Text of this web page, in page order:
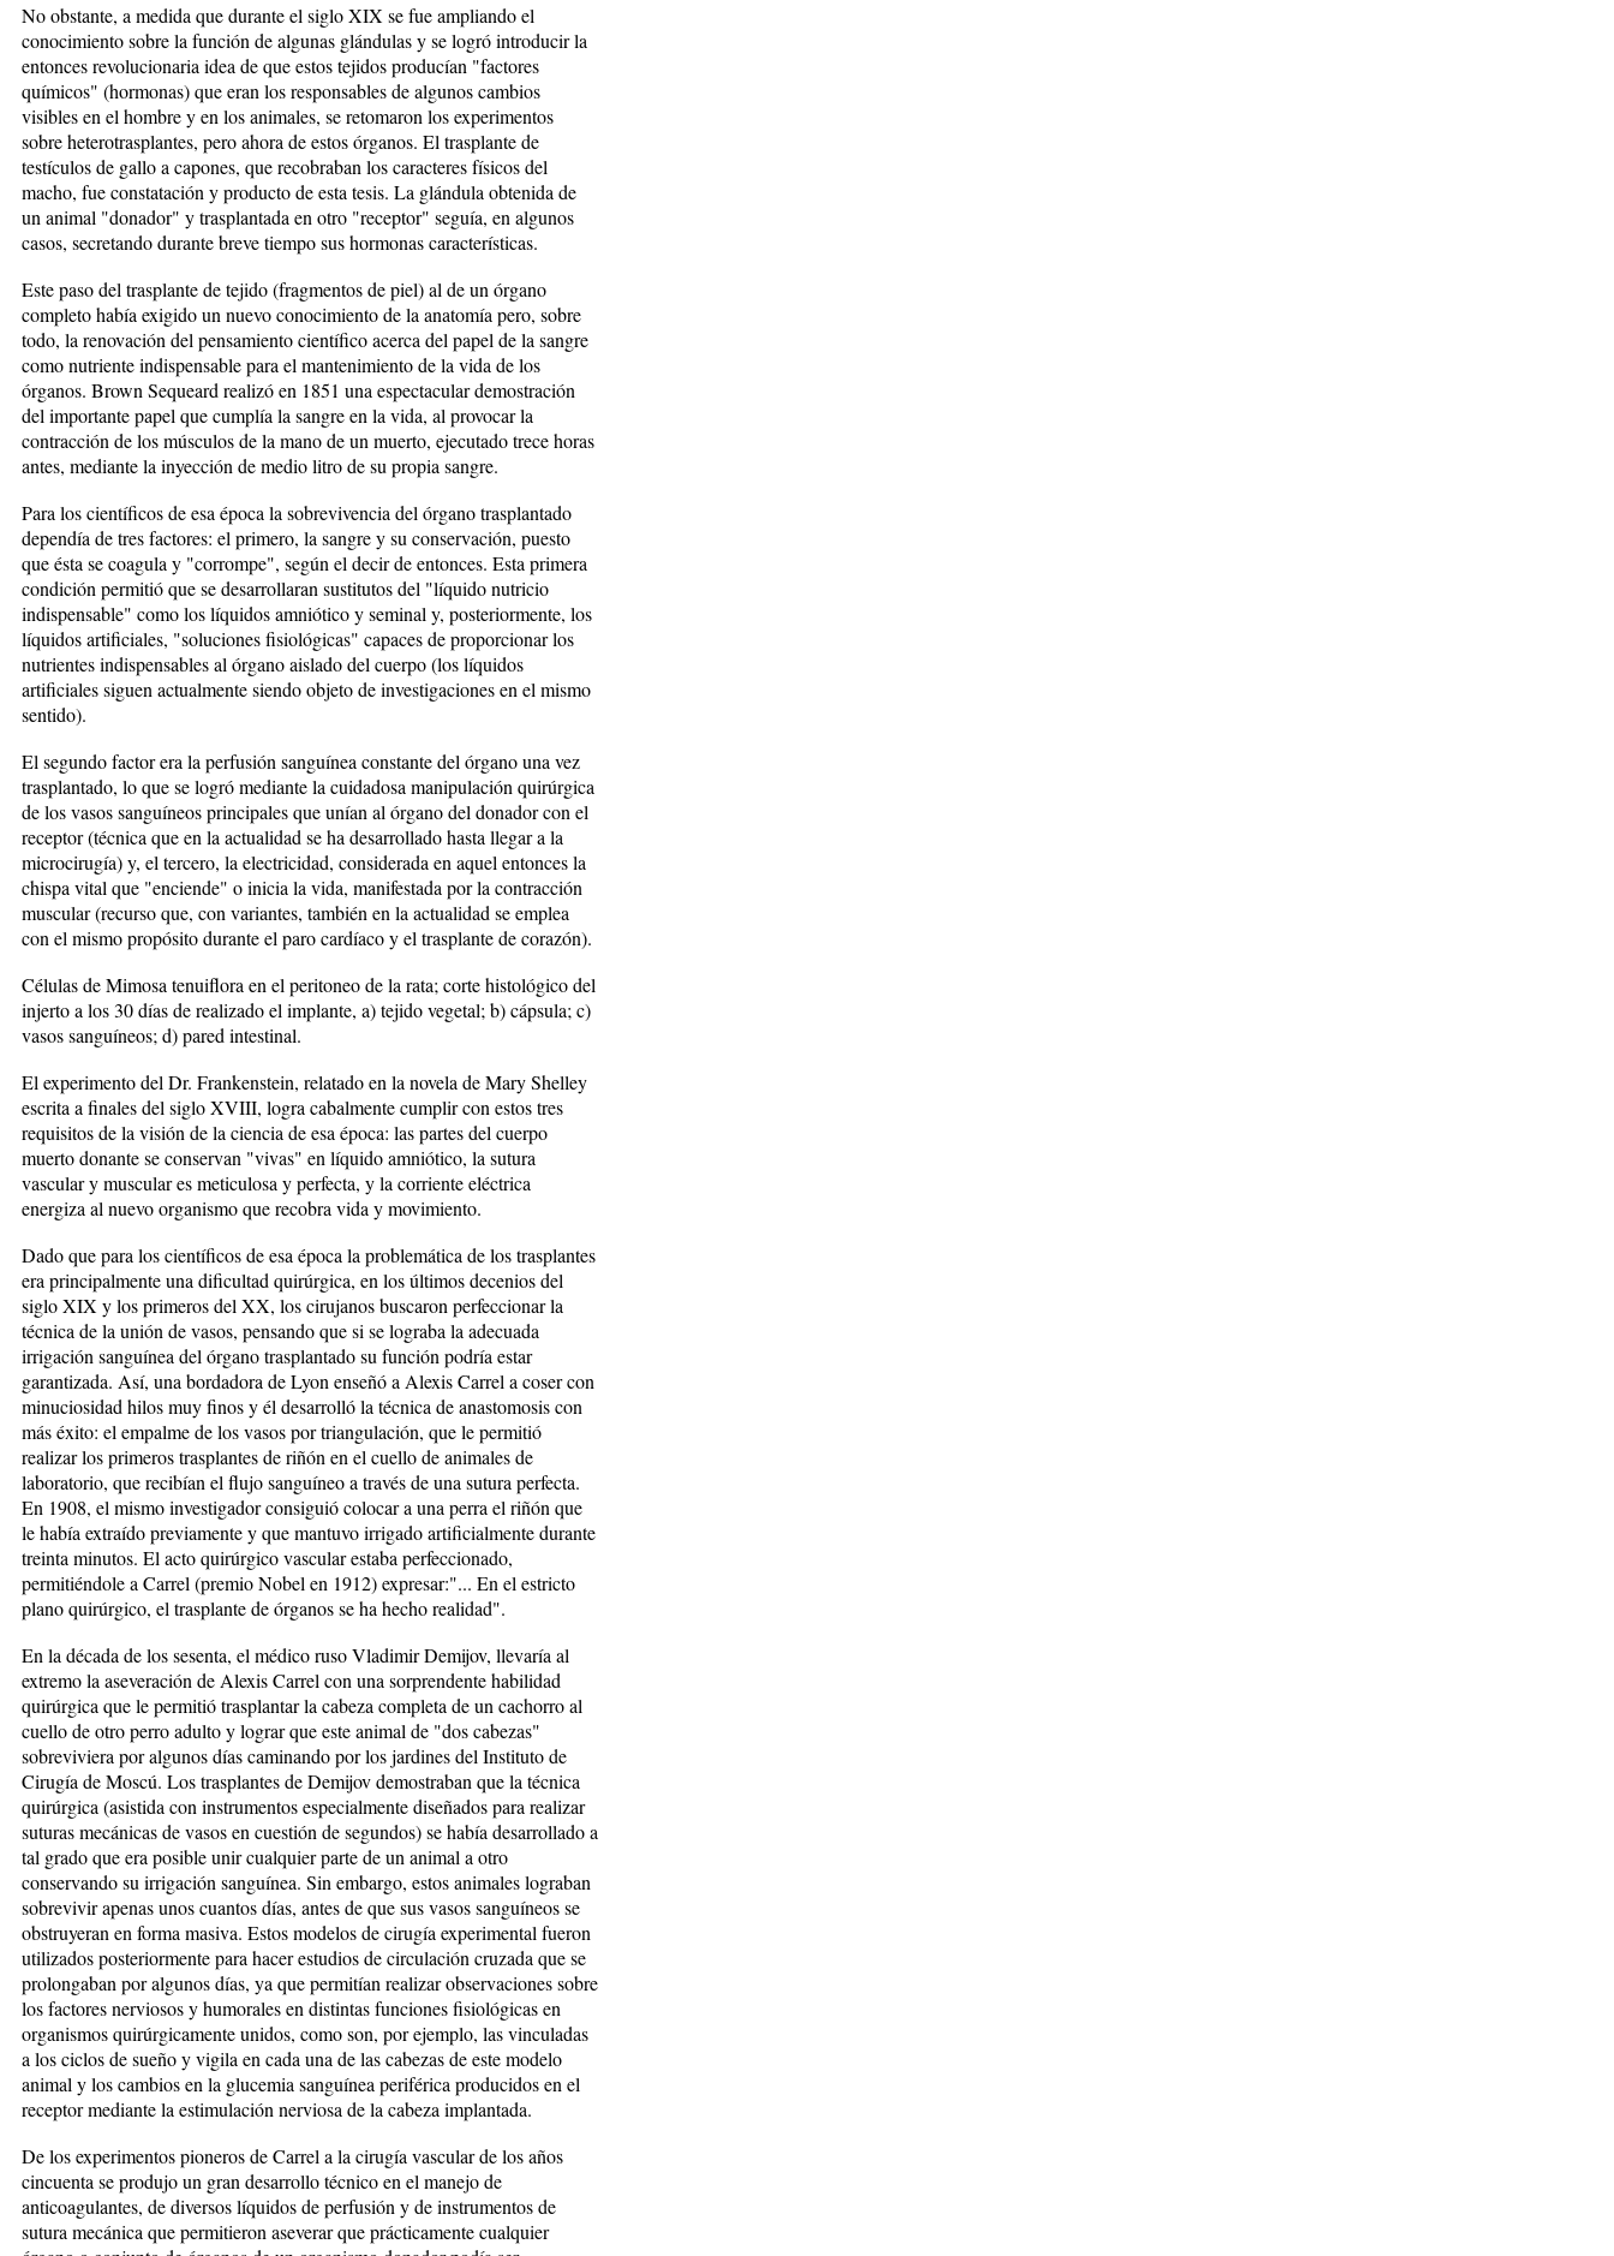
No obstante, a medida que durante el siglo XIX se fue ampliando el
conocimiento sobre la función de algunas glándulas y se logró introducir la
entonces revolucionaria idea de que estos tejidos producían "factores
químicos" (hormonas) que eran los responsables de algunos cambios
visibles en el hombre y en los animales, se retomaron los experimentos
sobre heterotrasplantes, pero ahora de estos órganos. El trasplante de
testículos de gallo a capones, que recobraban los caracteres físicos del
macho, fue constatación y producto de esta tesis. La glándula obtenida de
un animal "donador" y trasplantada en otro "receptor" seguía, en algunos
casos, secretando durante breve tiempo sus hormonas características.
Este paso del trasplante de tejido (fragmentos de piel) al de un órgano
completo había exigido un nuevo conocimiento de la anatomía pero, sobre
todo, la renovación del pensamiento científico acerca del papel de la sangre
como nutriente indispensable para el mantenimiento de la vida de los
órganos. Brown Sequeard realizó en 1851 una espectacular demostración
del importante papel que cumplía la sangre en la vida, al provocar la
contracción de los músculos de la mano de un muerto, ejecutado trece horas
antes, mediante la inyección de medio litro de su propia sangre.
Para los científicos de esa época la sobrevivencia del órgano trasplantado
dependía de tres factores: el primero, la sangre y su conservación, puesto
que ésta se coagula y "corrompe", según el decir de entonces. Esta primera
condición permitió que se desarrollaran sustitutos del "líquido nutricio
indispensable" como los líquidos amniótico y seminal y, posteriormente, los
líquidos artificiales, "soluciones fisiológicas" capaces de proporcionar los
nutrientes indispensables al órgano aislado del cuerpo (los líquidos
artificiales siguen actualmente siendo objeto de investigaciones en el mismo
sentido).
El segundo factor era la perfusión sanguínea constante del órgano una vez
trasplantado, lo que se logró mediante la cuidadosa manipulación quirúrgica
de los vasos sanguíneos principales que unían al órgano del donador con el
receptor (técnica que en la actualidad se ha desarrollado hasta llegar a la
microcirugía) y, el tercero, la electricidad, considerada en aquel entonces la
chispa vital que "enciende" o inicia la vida, manifestada por la contracción
muscular (recurso que, con variantes, también en la actualidad se emplea
con el mismo propósito durante el paro cardíaco y el trasplante de corazón).
Células de Mimosa tenuiflora en el peritoneo de la rata; corte histológico del
injerto a los 30 días de realizado el implante, a) tejido vegetal; b) cápsula; c)
vasos sanguíneos; d) pared intestinal.
El experimento del Dr. Frankenstein, relatado en la novela de Mary Shelley
escrita a finales del siglo XVIII, logra cabalmente cumplir con estos tres
requisitos de la visión de la ciencia de esa época: las partes del cuerpo
muerto donante se conservan "vivas" en líquido amniótico, la sutura
vascular y muscular es meticulosa y perfecta, y la corriente eléctrica
energiza al nuevo organismo que recobra vida y movimiento.
Dado que para los científicos de esa época la problemática de los trasplantes
era principalmente una dificultad quirúrgica, en los últimos decenios del
siglo XIX y los primeros del XX, los cirujanos buscaron perfeccionar la
técnica de la unión de vasos, pensando que si se lograba la adecuada
irrigación sanguínea del órgano trasplantado su función podría estar
garantizada. Así, una bordadora de Lyon enseñó a Alexis Carrel a coser con
minuciosidad hilos muy finos y él desarrolló la técnica de anastomosis con
más éxito: el empalme de los vasos por triangulación, que le permitió
realizar los primeros trasplantes de riñón en el cuello de animales de
laboratorio, que recibían el flujo sanguíneo a través de una sutura perfecta.
En 1908, el mismo investigador consiguió colocar a una perra el riñón que
le había extraído previamente y que mantuvo irrigado artificialmente durante
treinta minutos. El acto quirúrgico vascular estaba perfeccionado,
permitiéndole a Carrel (premio Nobel en 1912) expresar:"... En el estricto
plano quirúrgico, el trasplante de órganos se ha hecho realidad".
En la década de los sesenta, el médico ruso Vladimir Demijov, llevaría al
extremo la aseveración de Alexis Carrel con una sorprendente habilidad
quirúrgica que le permitió trasplantar la cabeza completa de un cachorro al
cuello de otro perro adulto y lograr que este animal de "dos cabezas"
sobreviviera por algunos días caminando por los jardines del Instituto de
Cirugía de Moscú. Los trasplantes de Demijov demostraban que la técnica
quirúrgica (asistida con instrumentos especialmente diseñados para realizar
suturas mecánicas de vasos en cuestión de segundos) se había desarrollado a
tal grado que era posible unir cualquier parte de un animal a otro
conservando su irrigación sanguínea. Sin embargo, estos animales lograban
sobrevivir apenas unos cuantos días, antes de que sus vasos sanguíneos se
obstruyeran en forma masiva. Estos modelos de cirugía experimental fueron
utilizados posteriormente para hacer estudios de circulación cruzada que se
prolongaban por algunos días, ya que permitían realizar observaciones sobre
los factores nerviosos y humorales en distintas funciones fisiológicas en
organismos quirúrgicamente unidos, como son, por ejemplo, las vinculadas
a los ciclos de sueño y vigila en cada una de las cabezas de este modelo
animal y los cambios en la glucemia sanguínea periférica producidos en el
receptor mediante la estimulación nerviosa de la cabeza implantada.
De los experimentos pioneros de Carrel a la cirugía vascular de los años
cincuenta se produjo un gran desarrollo técnico en el manejo de
anticoagulantes, de diversos líquidos de perfusión y de instrumentos de
sutura mecánica que permitieron aseverar que prácticamente cualquier